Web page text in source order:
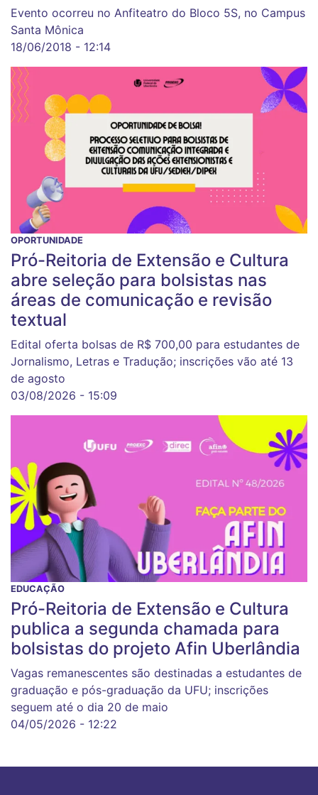
Evento ocorreu no Anfiteatro do Bloco 5S, no Campus
Santa Mônica
18/06/2018 - 12:14
OPORTUNIDADE
Pró-Reitoria de Extensão e Cultura
abre seleção para bolsistas nas
áreas de comunicação e revisão
textual
Edital oferta bolsas de R$ 700,00 para estudantes de
Jornalismo, Letras e Tradução; inscrições vão até 13
de agosto
03/08/2026 - 15:09
EDUCAÇÃO
Pró-Reitoria de Extensão e Cultura
publica a segunda chamada para
bolsistas do projeto Afin Uberlândia
Vagas remanescentes são destinadas a estudantes de
graduação e pós-graduação da UFU; inscrições
seguem até o dia 20 de maio
04/05/2026 - 12:22